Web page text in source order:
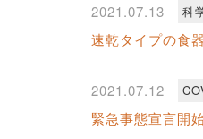
2021.07.13 科
速乾タイプの食
2021.07.12
緊急事態宣言開